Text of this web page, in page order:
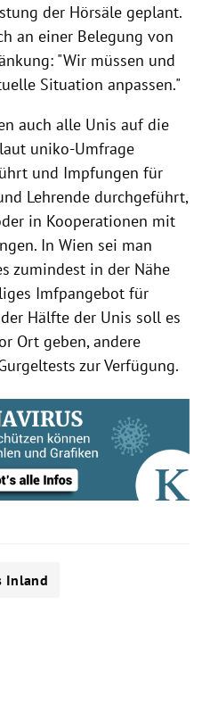
der Hörsäle geplant.
an einer Belegung von
"Wir müssen und
Situation anpassen."
auch alle Unis auf die
uniko-Umfrage
und Impfungen für
Lehrende durchgeführt,
in Kooperationen mit
In Wien sei man
zumindest in der Nähe
Imfpangebot für
Hälfte der Unis soll es
Ort geben, andere
zur Verfügung.
Inland